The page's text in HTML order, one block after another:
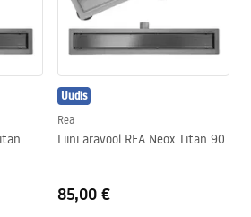
Uudis
Rea
Liini äravool REA Neox Titan 90
85,00 €